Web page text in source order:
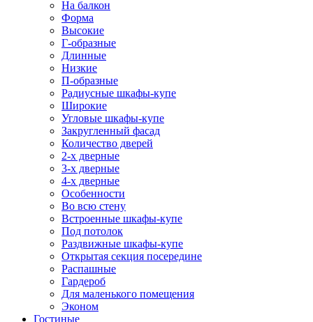
На балкон
Форма
Высокие
Г-образные
Длинные
Низкие
П-образные
Радиусные шкафы-купе
Широкие
Угловые шкафы-купе
Закругленный фасад
Количество дверей
2-х дверные
3-х дверные
4-х дверные
Особенности
Во всю стену
Встроенные шкафы-купе
Под потолок
Раздвижные шкафы-купе
Открытая секция посередине
Распашные
Гардероб
Для маленького помещения
Эконом
Гостиные